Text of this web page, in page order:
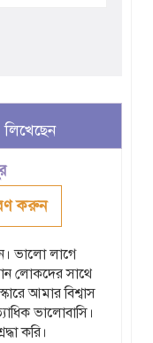
লিখেছেন
করুন
ভালো লাগে
লোকদের সাথে
আমার বিশ্বাস
ভালোবাসি।
করি।